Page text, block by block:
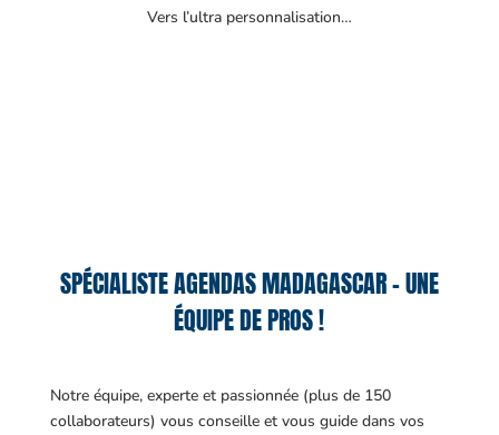
Vers l’ultra personnalisation…
SPÉCIALISTE AGENDAS MADAGASCAR – UNE
ÉQUIPE DE PROS !
Notre équipe, experte et passionnée (plus de 150
collaborateurs) vous conseille et vous guide dans vos